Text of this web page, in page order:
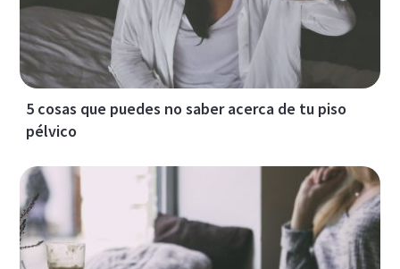
5 cosas que puedes no saber acerca de tu piso
pélvico